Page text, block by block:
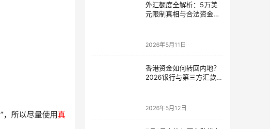
”，所以尽量使用 真
外汇额度全解析：5万美
元限制真相与合法资金出
2026年5月11日
香港资金如何转回内地？
2026银行与第三方汇款全
2026年5月12日